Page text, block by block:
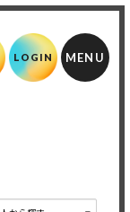
LOGIN